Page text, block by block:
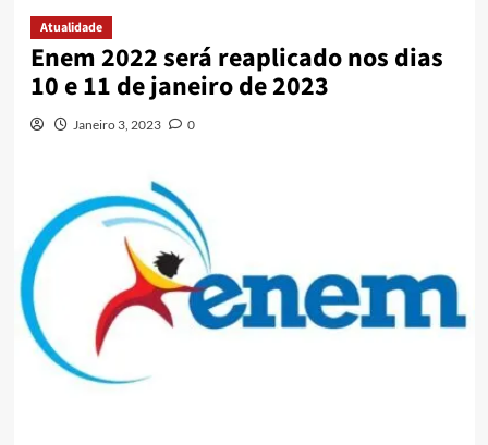
Atualidade
Enem 2022 será reaplicado nos dias
10 e 11 de janeiro de 2023
Janeiro 3, 2023 0